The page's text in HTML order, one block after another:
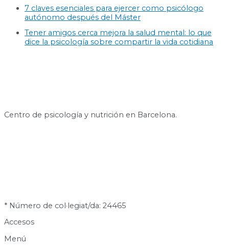
7 claves esenciales para ejercer como psicólogo
autónomo después del Máster
Tener amigos cerca mejora la salud mental: lo que
dice la psicología sobre compartir la vida cotidiana
Centro de psicología y nutrición en Barcelona.
* Número de col·legiat/da: 24465
Accesos
Menú